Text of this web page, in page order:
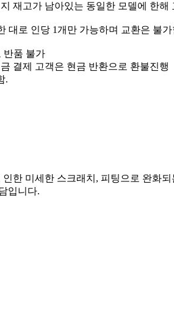
재고가 남아있는 동일한 모델에 한해
대로 인당 1개만 가능하며 교환은 불가
반품 불가
결제 고객은 현금 반환으로 환불진행
.
한 미세한 스크래치, 피팅으로 완화
입니다.